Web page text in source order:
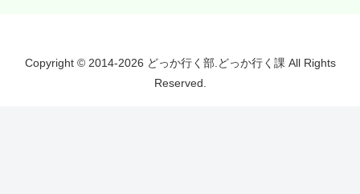
Copyright © 2014-2026 どっか行く部.どっか行く課 All Rights
Reserved.